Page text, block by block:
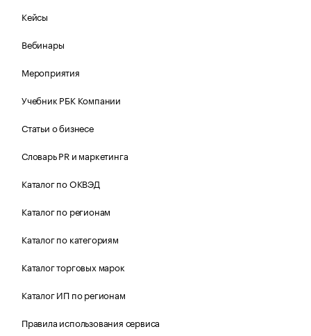
Кейсы
Вебинары
Мероприятия
Учебник РБК Компании
Статьи о бизнесе
Словарь PR и маркетинга
Каталог по ОКВЭД
Каталог по регионам
Каталог по категориям
Каталог торговых марок
Каталог ИП по регионам
Правила использования сервиса